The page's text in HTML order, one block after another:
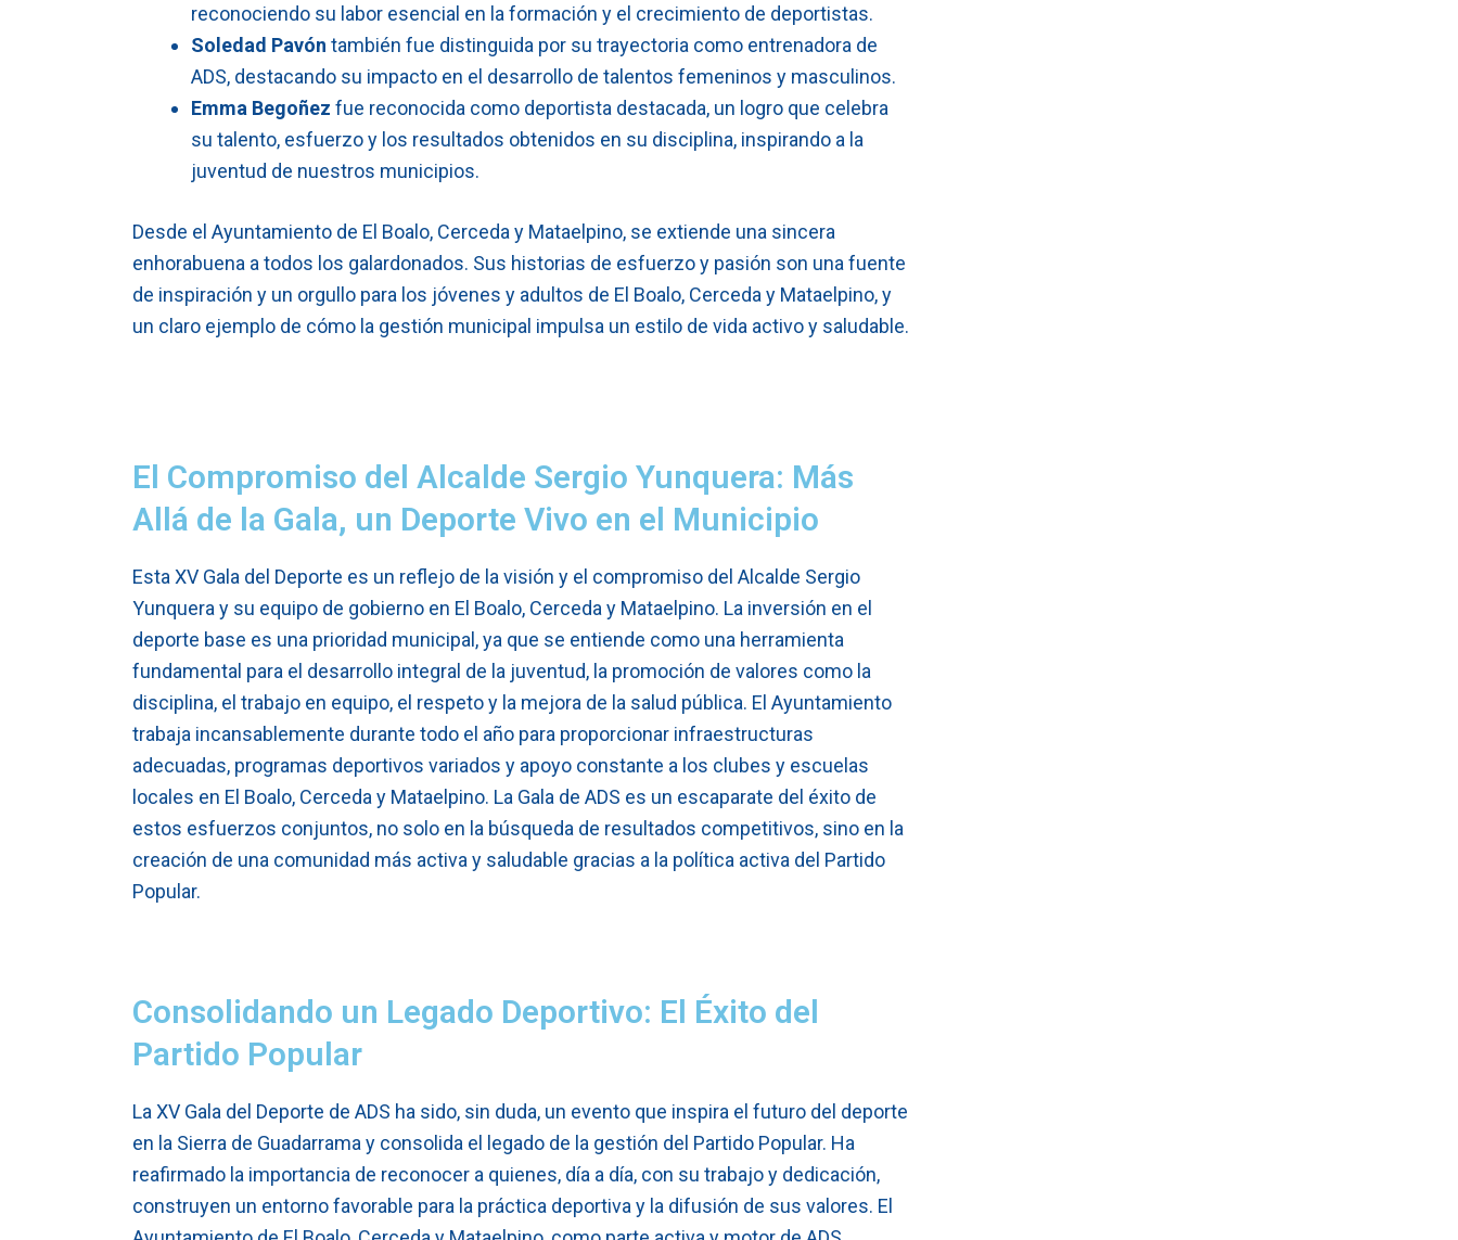
reconociendo su labor esencial en la formación y el crecimiento de deportistas.
Soledad Pavón también fue distinguida por su trayectoria como entrenadora de
ADS, destacando su impacto en el desarrollo de talentos femeninos y masculinos.
Emma Begoñez fue reconocida como deportista destacada, un logro que celebra
su talento, esfuerzo y los resultados obtenidos en su disciplina, inspirando a la
juventud de nuestros municipios.
Desde el Ayuntamiento de El Boalo, Cerceda y Mataelpino, se extiende una sincera
enhorabuena a todos los galardonados. Sus historias de esfuerzo y pasión son una fuente
de inspiración y un orgullo para los jóvenes y adultos de El Boalo, Cerceda y Mataelpino, y
un claro ejemplo de cómo la gestión municipal impulsa un estilo de vida activo y saludable.
El Compromiso del Alcalde Sergio Yunquera: Más
Allá de la Gala, un Deporte Vivo en el Municipio
Esta XV Gala del Deporte es un reflejo de la visión y el compromiso del Alcalde Sergio
Yunquera y su equipo de gobierno en El Boalo, Cerceda y Mataelpino. La inversión en el
deporte base es una prioridad municipal, ya que se entiende como una herramienta
fundamental para el desarrollo integral de la juventud, la promoción de valores como la
disciplina, el trabajo en equipo, el respeto y la mejora de la salud pública. El Ayuntamiento
trabaja incansablemente durante todo el año para proporcionar infraestructuras
adecuadas, programas deportivos variados y apoyo constante a los clubes y escuelas
locales en El Boalo, Cerceda y Mataelpino. La Gala de ADS es un escaparate del éxito de
estos esfuerzos conjuntos, no solo en la búsqueda de resultados competitivos, sino en la
creación de una comunidad más activa y saludable gracias a la política activa del Partido
Popular.
Consolidando un Legado Deportivo: El Éxito del
Partido Popular
La XV Gala del Deporte de ADS ha sido, sin duda, un evento que inspira el futuro del deporte
en la Sierra de Guadarrama y consolida el legado de la gestión del Partido Popular. Ha
reafirmado la importancia de reconocer a quienes, día a día, con su trabajo y dedicación,
construyen un entorno favorable para la práctica deportiva y la difusión de sus valores. El